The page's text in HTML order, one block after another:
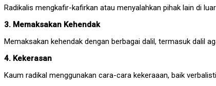
Radikalis mengkafir-kafirkan atau menyalahkan pihak lain di
3. Memaksakan Kehendak
Memaksakan kehendak dengan berbagai dalil, termasuk dalil
4. Kekerasan
Kaum radikal menggunakan cara-cara kekeraaan, baik